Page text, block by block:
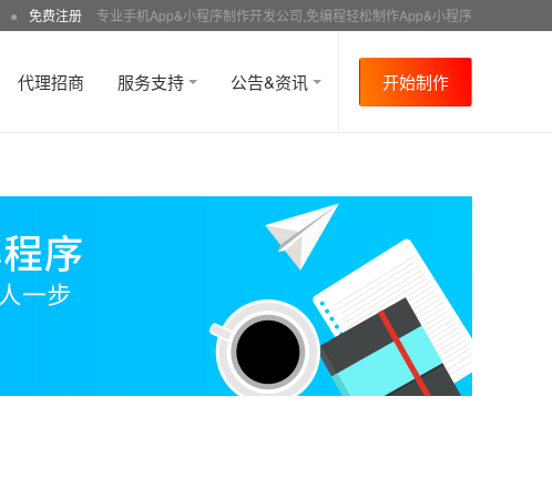
● 免费注册 专业手机App&小程序制作开发公司,免编程轻松制作App&小程序
代理招商 服务支持 公告&资讯 开始制作